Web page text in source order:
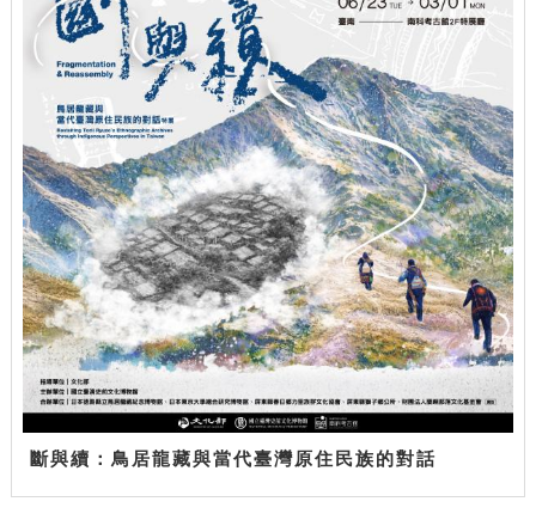
斷與續：鳥居龍藏與當代臺灣原住民族的對話